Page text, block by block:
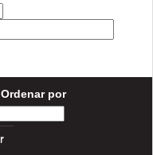
Ordenar por